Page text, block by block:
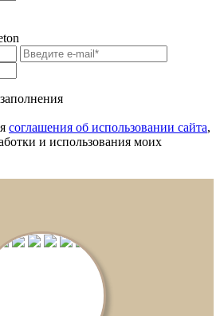
соглашения об использовании сайта,
и использования моих